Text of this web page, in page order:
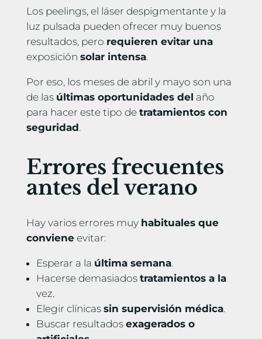
Los peelings, el láser despigmentante y la
luz pulsada pueden ofrecer muy buenos
resultados, pero requieren evitar una
exposición solar intensa.
Por eso, los meses de abril y mayo son una
de las últimas oportunidades del año
para hacer este tipo de tratamientos con
seguridad.
Errores frecuentes
antes del verano
Hay varios errores muy habituales que
convieneevitar:
Esperar a la última semana.
Hacerse demasiados tratamientos a la
vez.
Elegir clínicas sin supervisión médica.
Buscar resultados exagerados o